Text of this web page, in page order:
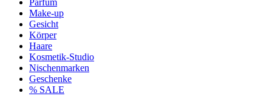
Parfum
Make-up
Gesicht
Körper
Haare
Kosmetik-Studio
Nischenmarken
Geschenke
% SALE